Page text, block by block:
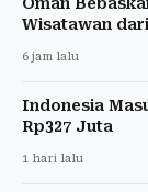
Wisatawan
6 jam lalu
Indonesia
Rp327 Juta
1 hari lalu